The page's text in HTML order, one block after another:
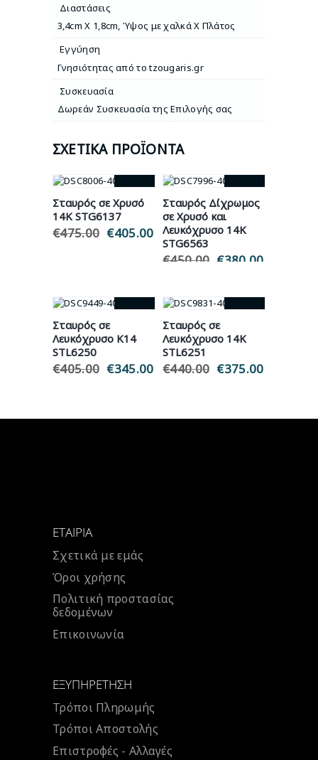
Διαστάσεις
3,4cm X 1,8cm,Ύψος με χαλκά Χ Πλάτος
Εγγύηση
Γνησιότητας από το tzougaris.gr
Συσκευασία
Δωρεάν Συσκευασία της Επιλογής σας
ΣΧΕΤΙΚΆ ΠΡΟΪΌΝΤΑ
- 15%
Σταυρός σε Χρυσό
14Κ STG6137
€475.00 Original
€405.00 Η
τρέχουσα
τιμή
Σταυρός Δίχρωμος
σε Χρυσό και
Λευκόχρυσο 14Κ
STG6563
€450.00 Original
€450.00.
€380.00
είναι:
€380.00.
Σταυρός σε
Λευκόχρυσο Κ14
STL6250
€405.00 Original
€345.00 Η
€345.00.
Σταυρός σε
Λευκόχρυσο 14Κ
STL6251
€440.00 Original
€375.00
€375.00.
ΕΤΑΙΡΊΑ
Σχετικά με εμάς
Όροι χρήσης
Πολιτική προστασίας
δεδομένων
Επικοινωνία
ΕΞΥΠΗΡΈΤΗΣΗ
Τρόποι Πληρωμής
Τρόποι Αποστολής
Επιστροφές - Αλλαγές